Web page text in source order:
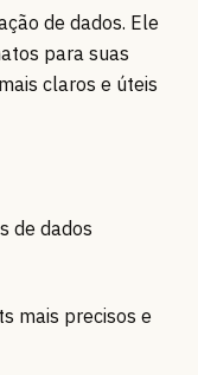
de dados. Ele
para suas
claros e úteis
de dados
mais precisos e